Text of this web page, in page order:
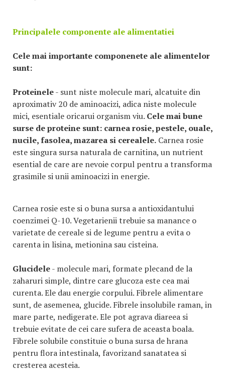
Principalele componente ale alimentatiei
Cele mai importante componenete ale alimentelor
sunt:
Proteinele- sunt niste molecule mari, alcatuite din
aproximativ 20 de aminoacizi, adica niste molecule
mici, esentiale oricarui organism viu. Cele mai bune
surse de proteine sunt: carnea rosie, pestele, ouale,
nucile, fasolea, mazarea si cerealele. Carnea rosie
este singura sursa naturala de carnitina, un nutrient
esential de care are nevoie corpul pentru a transforma
grasimile si unii aminoacizi in energie.
Carnea rosie este si o buna sursa a antioxidantului
coenzimei Q-10. Vegetarienii trebuie sa manance o
varietate de cereale si de legume pentru a evita o
carenta in lisina, metionina sau cisteina.
Glucidele- molecule mari, formate plecand de la
zaharuri simple, dintre care glucoza este cea mai
curenta. Ele dau energie corpului. Fibrele alimentare
sunt, de asemenea, glucide. Fibrele insolubile raman, in
mare parte, nedigerate. Ele pot agrava diareea si
trebuie evitate de cei care sufera de aceasta boala.
Fibrele solubile constituie o buna sursa de hrana
pentru flora intestinala, favorizand sanatatea si
cresterea acesteia.